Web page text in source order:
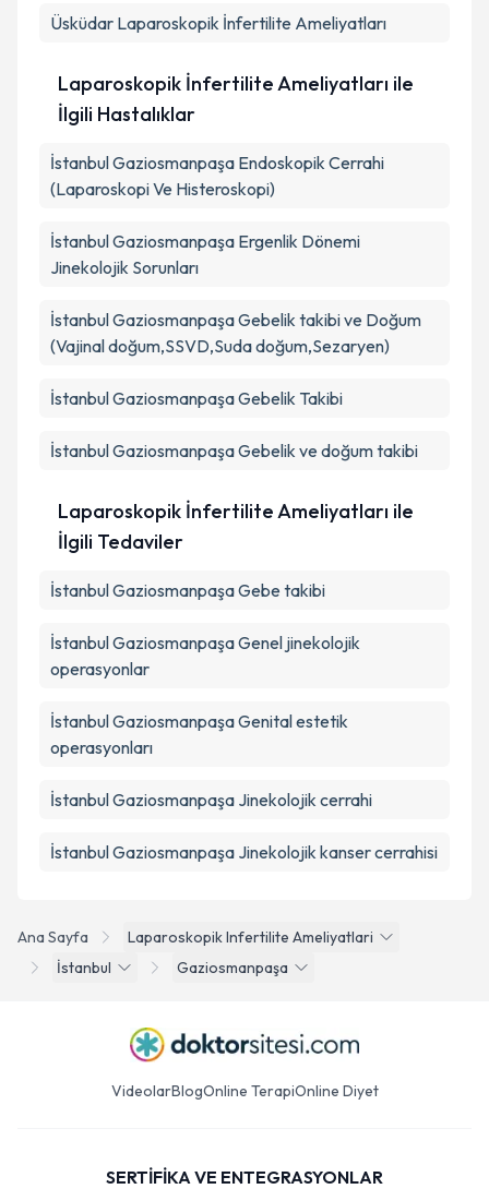
Ana Sayfa
Laparoskopik Infertilite Ameliyatlari
İstanbul
Gaziosmanpaşa
Üsküdar Laparoskopik İnfertilite Ameliyatları
Laparoskopik İnfertilite Ameliyatları ile
İlgili Hastalıklar
İstanbul Gaziosmanpaşa Endoskopik Cerrahi
(Laparoskopi Ve Histeroskopi)
İstanbul Gaziosmanpaşa Ergenlik Dönemi
Jinekolojik Sorunları
İstanbul Gaziosmanpaşa Gebelik takibi ve Doğum
(Vajinal doğum,SSVD,Suda doğum,Sezaryen)
İstanbul Gaziosmanpaşa Gebelik Takibi
İstanbul Gaziosmanpaşa Gebelik ve doğum takibi
Laparoskopik İnfertilite Ameliyatları ile
İlgili Tedaviler
İstanbul Gaziosmanpaşa Gebe takibi
İstanbul Gaziosmanpaşa Genel jinekolojik
operasyonlar
İstanbul Gaziosmanpaşa Genital estetik
operasyonları
İstanbul Gaziosmanpaşa Jinekolojik cerrahi
İstanbul Gaziosmanpaşa Jinekolojik kanser cerrahisi
VideolarBlogOnline TerapiOnline Diyet
SERTİFİKA VE ENTEGRASYONLAR